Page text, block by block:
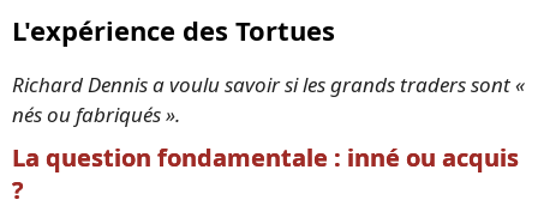
L'expérience des Tortues
Richard Dennis a voulu savoir si les grands traders sont «
nés ou fabriqués ».
La question fondamentale : inné ou acquis
?